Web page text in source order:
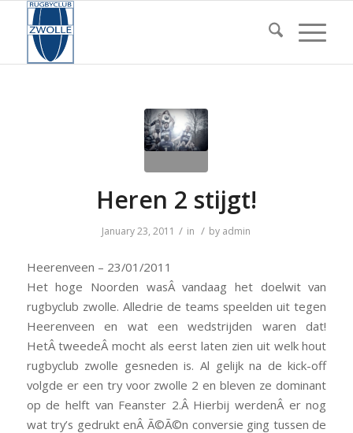
Heren 2 stijgt!
January 23, 2011 / in / by admin
Heerenveen – 23/01/2011
Het hoge Noorden wasÂ vandaag het doelwit van
rugbyclub zwolle. Alledrie de teams speelden uit tegen
Heerenveen en wat een wedstrijden waren dat!
HetÂ tweedeÂ mocht als eerst laten zien uit welk hout
rugbyclub zwolle gesneden is. Al gelijk na de kick-off
volgde er een try voor zwolle 2 en bleven ze dominant
op de helft van Feanster 2.Â Hierbij werdenÂ er nog
wat try’s gedrukt enÂ Ã©Ã©n conversie ging tussen de